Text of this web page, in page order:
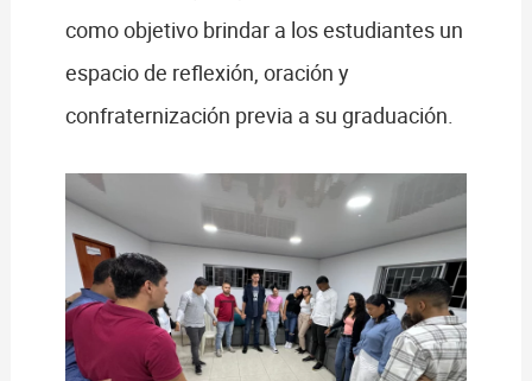
como objetivo brindar a los estudiantes un
espacio de reflexión, oración y
confraternización previa a su graduación.